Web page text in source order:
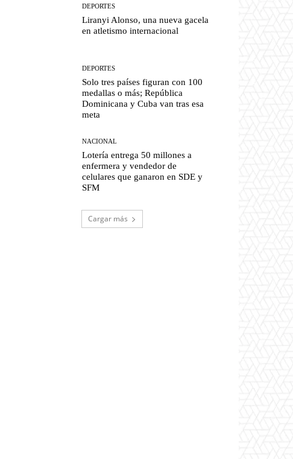
DEPORTES
Liranyi Alonso, una nueva gacela
en atletismo internacional
DEPORTES
Solo tres países figuran con 100
medallas o más; República
Dominicana y Cuba van tras esa
meta
NACIONAL
Lotería entrega 50 millones a
enfermera y vendedor de
celulares que ganaron en SDE y
SFM
Cargar más